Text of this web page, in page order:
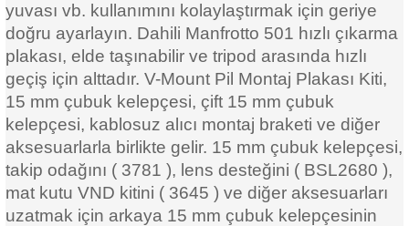
yuvası vb. kullanımını kolaylaştırmak için geriye
doğru ayarlayın. Dahili Manfrotto 501 hızlı çıkarma
plakası, elde taşınabilir ve tripod arasında hızlı
geçiş için alttadır. V-Mount Pil Montaj Plakası Kiti,
15 mm çubuk kelepçesi, çift 15 mm çubuk
kelepçesi, kablosuz alıcı montaj braketi ve diğer
aksesuarlarla birlikte gelir. 15 mm çubuk kelepçesi,
takip odağını ( 3781 ), lens desteğini ( BSL2680 ),
mat kutu VND kitini ( 3645 ) ve diğer aksesuarları
uzatmak için arkaya 15 mm çubuk kelepçesinin